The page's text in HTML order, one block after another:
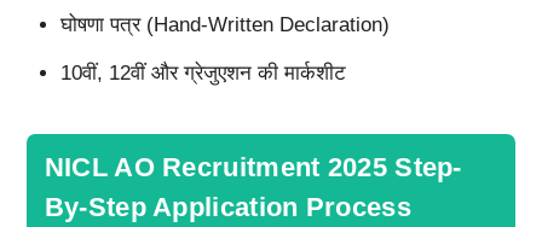
घोषणा पत्र (Hand-Written Declaration)
10वीं, 12वीं और ग्रेजुएशन की मार्कशीट
NICL AO Recruitment 2025 Step-
By-Step Application Process